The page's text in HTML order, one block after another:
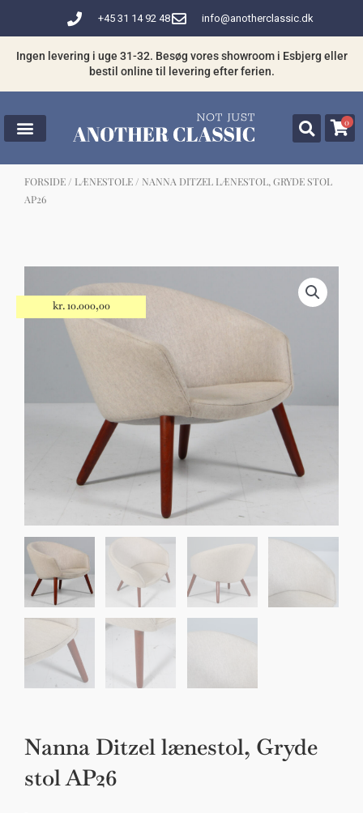
indholdet
+45 31 14 92 48 info@anotherclassic.dk
Ingen levering i uge 31-32. Besøg vores showroom i Esbjerg eller
bestil online til levering efter ferien.
0
FORSIDE / LÆNESTOLE / NANNA DITZEL LÆNESTOL, GRYDE STOL
AP26
have din interesse?
Sko til Arne Jacobsen stole
Stole
DKK 100,00
kr.10.000,00
Nanna Ditzel lænestol, Gryde
stol AP26